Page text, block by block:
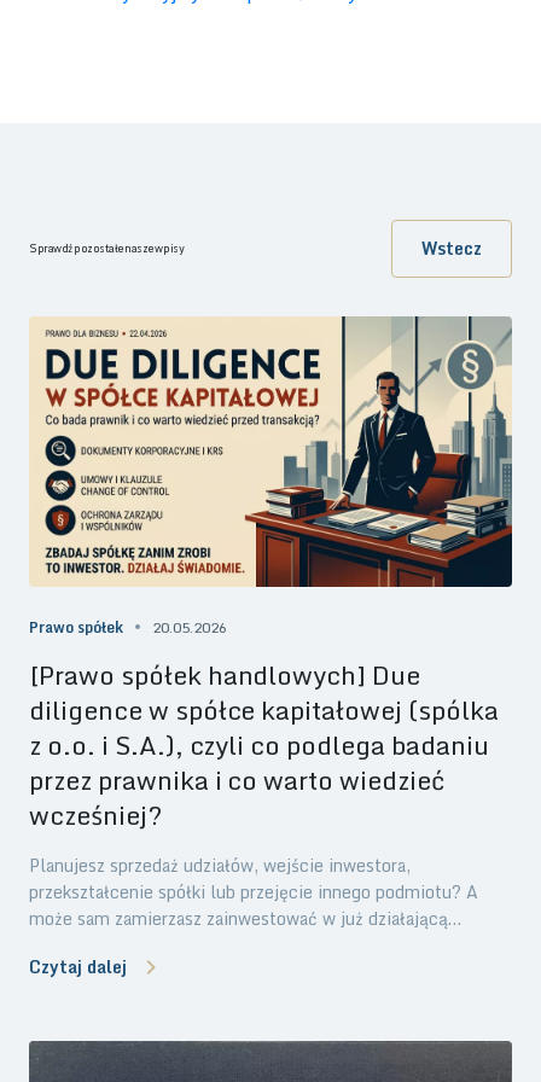
Sprawdź pozostałe nasze wpisy Wstecz
Prawo spółek 20.05.2026
[Prawo spółek handlowych] Due
diligence w spółce kapitałowej (spólka
z o.o. i S.A.), czyli co podlega badaniu
przez prawnika i co warto wiedzieć
wcześniej?
Planujesz sprzedaż udziałów, wejście inwestora,
przekształcenie spółki lub przejęcie innego podmiotu? A
może sam zamierzasz zainwestować w już działającą
zostanie przeprowadzony audyt prawny spółki (due
albo ją zablokować. Poniżej wyjaśniamy, co dokładnie
Czytaj dalej